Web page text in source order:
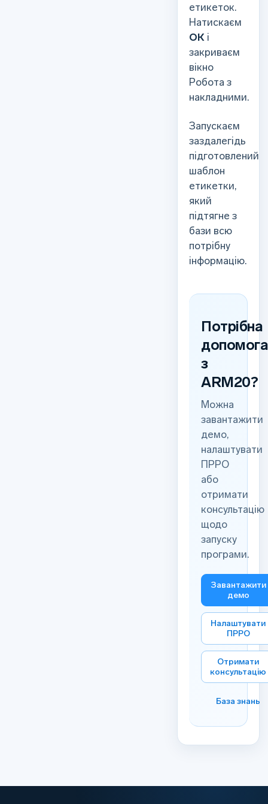
етикеток.
Натискаєм
ОК і
закриваєм
вікно
Робота з
накладними.
Запускаєм
заздалегідь
підготовлений
шаблон
етикетки,
який
підтягне з
бази всю
потрібну
інформацію.
Потрібна
допомога
з
ARM20?
Можна
завантажити
демо,
налаштувати
ПРРО
або
отримати
консультацію
щодо
запуску
програми.
Завантажити
демо
Налаштувати
ПРРО
Отримати
консультацію
База знань